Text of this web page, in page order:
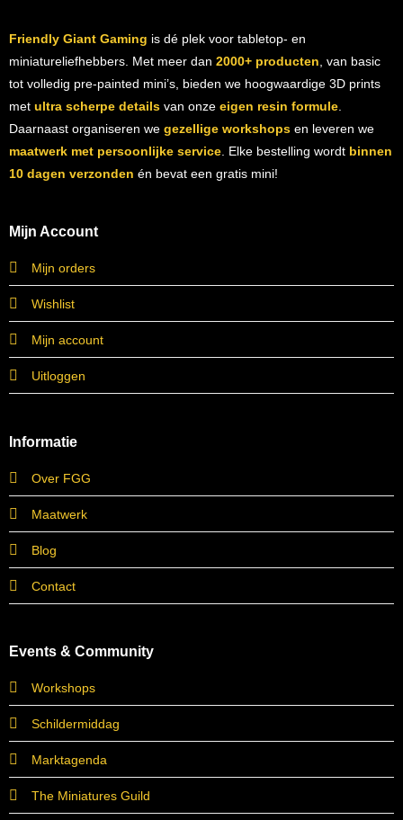
Friendly Giant Gaming is dé plek voor tabletop- en
miniatureliefhebbers. Met meer dan 2000+ producten , van basic
tot volledig pre-painted mini’s, bieden we hoogwaardige 3D prints
met ultra scherpe detailsvan onze eigen resin formule.
Daarnaast organiseren we gezellige workshopsen leveren we
maatwerk met persoonlijke service. Elke bestelling wordt binnen
10 dagen verzonden én bevat een gratis mini!
Mijn Account
Mijn orders
Wishlist
Mijn account
Uitloggen
Informatie
Over FGG
Maatwerk
Blog
Contact
Events & Community
Workshops
Schildermiddag
Marktagenda
The Miniatures Guild